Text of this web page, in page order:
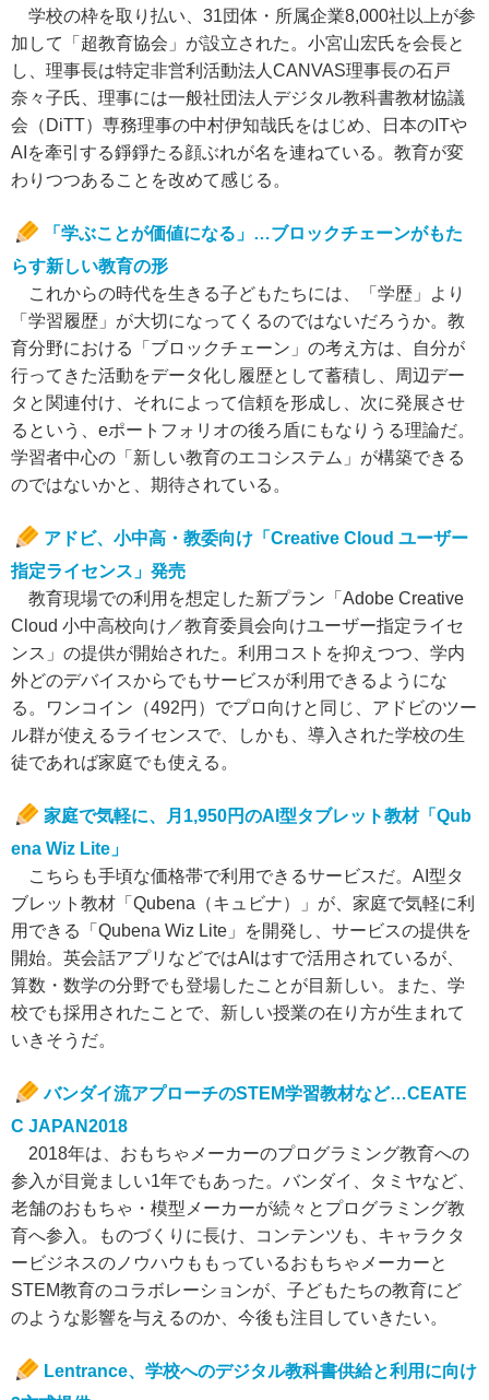
学校の枠を取り払い、31団体・所属企業8,000社以上が参
加して「超教育協会」が設立された。小宮山宏氏を会長と
し、理事長は特定非営利活動法人CANVAS理事長の石戸
奈々子氏、理事には一般社団法人デジタル教科書教材協議
会（DiTT）専務理事の中村伊知哉氏をはじめ、日本のITや
AIを牽引する錚錚たる顔ぶれが名を連ねている。教育が変
わりつつあることを改めて感じる。
「学ぶことが価値になる」…ブロックチェーンがもた
らす新しい教育の形
これからの時代を生きる子どもたちには、「学歴」より
「学習履歴」が大切になってくるのではないだろうか。教
育分野における「ブロックチェーン」の考え方は、自分が
行ってきた活動をデータ化し履歴として蓄積し、周辺デー
タと関連付け、それによって信頼を形成し、次に発展させ
るという、eポートフォリオの後ろ盾にもなりうる理論だ。
学習者中心の「新しい教育のエコシステム」が構築できる
のではないかと、期待されている。
アドビ、小中高・教委向け「Creative Cloud ユーザー
指定ライセンス」発売
教育現場での利用を想定した新プラン「Adobe Creative
Cloud 小中高校向け／教育委員会向けユーザー指定ライセ
ンス」の提供が開始された。利用コストを抑えつつ、学内
外どのデバイスからでもサービスが利用できるようにな
る。ワンコイン（492円）でプロ向けと同じ、アドビのツー
ル群が使えるライセンスで、しかも、導入された学校の生
徒であれば家庭でも使える。
家庭で気軽に、月1,950円のAI型タブレット教材「Qub
ena Wiz Lite」
こちらも手頃な価格帯で利用できるサービスだ。AI型タ
ブレット教材「Qubena（キュビナ）」が、家庭で気軽に利
用できる「Qubena Wiz Lite」を開発し、サービスの提供を
開始。英会話アプリなどではAIはすで活用されているが、
算数・数学の分野でも登場したことが目新しい。また、学
校でも採用されたことで、新しい授業の在り方が生まれて
いきそうだ。
バンダイ流アプローチのSTEM学習教材など…CEATE
C JAPAN2018
2018年は、おもちゃメーカーのプログラミング教育への
参入が目覚ましい1年でもあった。バンダイ、タミヤなど、
老舗のおもちゃ・模型メーカーが続々とプログラミング教
育へ参入。ものづくりに長け、コンテンツも、キャラクタ
ービジネスのノウハウももっているおもちゃメーカーと
STEM教育のコラボレーションが、子どもたちの教育にど
のような影響を与えるのか、今後も注目していきたい。
Lentrance、学校へのデジタル教科書供給と利用に向け